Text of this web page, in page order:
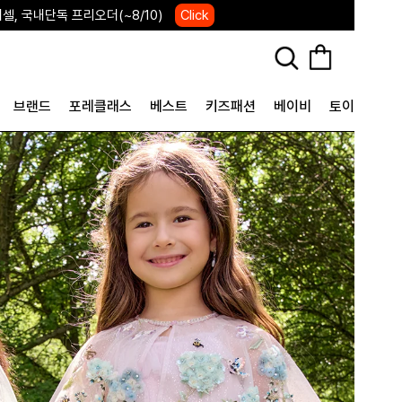
셀, 국내단독 프리오더(~8/10) Click
브랜드 포레클래스 베스트 키즈패션 베이비 토이&굿즈